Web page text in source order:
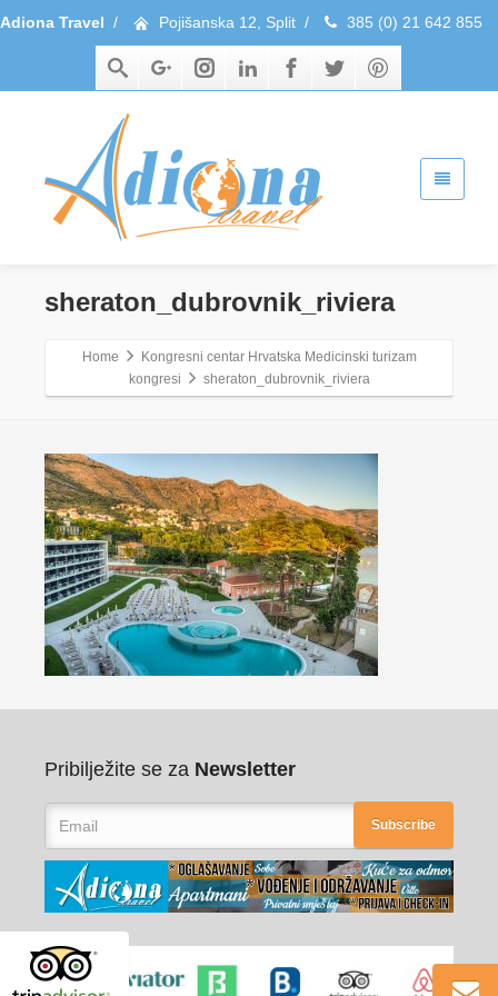
Adiona Travel / Pojišanska 12, Split / 385 (0) 21 642 855
sheraton_dubrovnik_riviera
Home
Kongresni centar Hrvatska Medicinski turizam
kongresi
sheraton_dubrovnik_riviera
Pribilježite se za Newsletter
Subscribe